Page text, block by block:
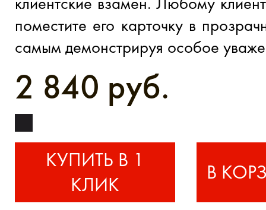
поместите его карточку в
самым демонстрируя особое
2 840 руб.
КУПИТЬ В 1
КЛИК